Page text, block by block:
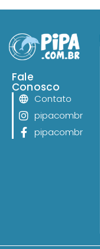
Fale
Conosco
Contato
pipacombr
pipacombr